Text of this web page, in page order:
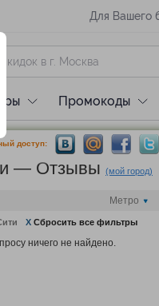
Для Вашего
Промокоды
доступ:
— Отзывы (мой город)
Метро
X Сбросить все фильтры
ничего не найдено.